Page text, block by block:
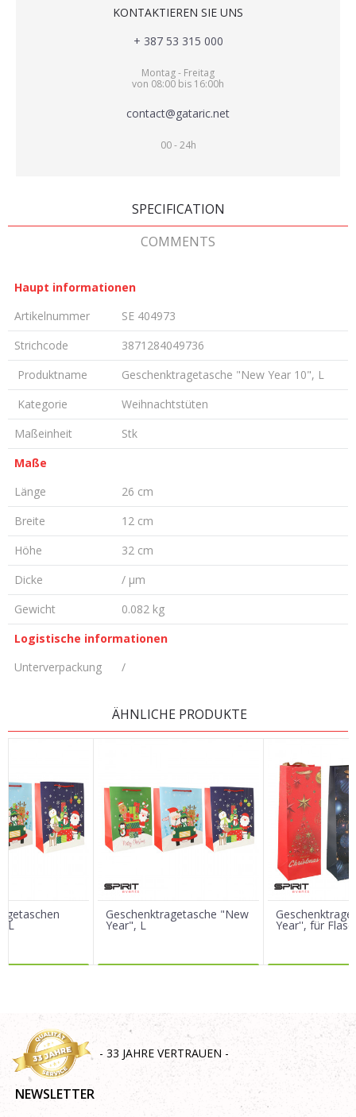
KONTAKTIEREN SIE UNS
+ 387 53 315 000
Montag - Freitag
von 08:00 bis 16:00h
contact@gataric.net
00 - 24h
SPECIFICATION
COMMENTS
Haupt informationen
Artikelnummer
SE 404973
Strichcode
3871284049736
Produktname
Geschenktragetasche "New Year 10", L
Kategorie
Weihnachtstüten
Maßeinheit
Stk
Maße
Länge
26 cm
Breite
12 cm
Höhe
32 cm
Dicke
/ µm
Gewicht
0.082 kg
Logistische informationen
Unterverpackung
/
E-Mail
ÄHNLICHE PRODUKTE
Geschenktragetasche "New
Year", L Year'', für
- 33 JAHRE VERTRAUEN -
NEWSLETTER